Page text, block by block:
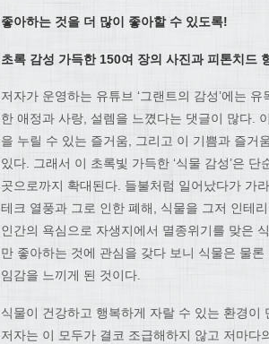
좋아하는 것을 더 많이 좋아할 수 있도록!
초록 감성 가득한 150여 장의 사진과 피톤치드
저자가 운영하는 유튜브 ‘그랜트의 감성’에는
한 애정과 사랑, 설렘을 느꼈다는 댓글이 많다.
을 누릴 수 있는 즐거움, 그리고 이 기쁨과 즐거
있다. 그래서 이 초록빛 가득한 ‘식물 감성’은
곳으로까지 확대된다. 들불처럼 일어났다가 가
테크 열풍과 그로 인한 폐해, 식물을 그저 인테
인간의 욕심으로 자생지에서 멸종위기를 맞은
만 좋아하는 것에 관심을 갖다 보니 식물은 물
임감을 느끼게 된 것이다.
식물이 건강하고 행복하게 자랄 수 있는 환경이
저자는 이 모두가 결코 조급해하지 않고 저마